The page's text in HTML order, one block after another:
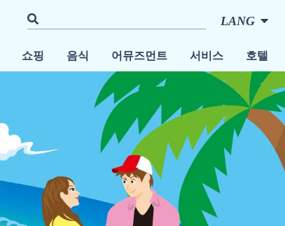
LANG
쇼핑 음식 어뮤즈먼트 서비스 호텔